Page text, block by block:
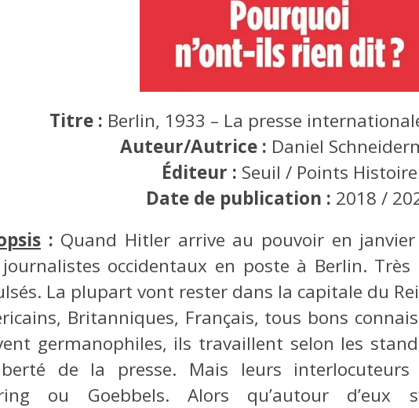
Titre : Berlin, 1933 – La presse
Auteur/Autrice : Daniel
Éditeur : Seuil / Points Histoire
Date de publication : 2018 /
: Quand Hitler arrive au pouvoir en
occidentaux en poste à Berlin. Très
La plupart vont rester dans la capitale du
Britanniques, Français, tous bons
germanophiles, ils travaillent selon les
de la presse. Mais leurs interlocuteurs
ou Goebbels. Alors qu’autour d’eux